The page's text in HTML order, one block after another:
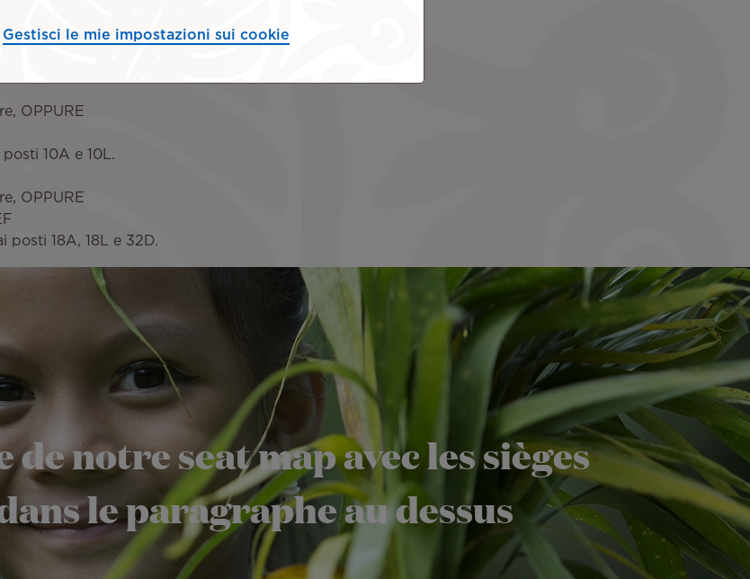
1A.
OPPURE
10A e 10L.
OPPURE
posti 18A, 18L e 32D.
notre seat map avec les sièges
le paragraphe au dessus
Gestisci le mie impostazioni sui cookie